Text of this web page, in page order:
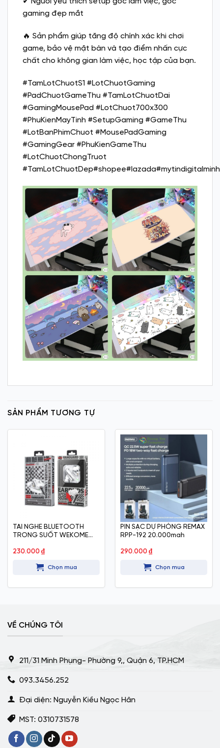
gaming đẹp mắt
🔥 Sản phẩm giúp tăng độ chính xác khi chơi
game, bảo vệ mặt bàn và tạo điểm nhấn cực
chất cho không gian làm việc, học tập của bạn.
#TamLotChuotS1 #LotChuotGaming
#PadChuotGameThu #TamLotChuotDai
#GamingMousePad #LotChuot700x300
#PhuKienMayTinh #SetupGaming #GameThu
#LotBanPhimChuot #MousePadGaming
#GamingGear #PhuKienGameThu
#LotChuotChongTruot
SẢN PHẨM TƯƠNG TỰ
TAI NGHE BLUETOOTH
TRONG SUỐT WEKOME
230.000 ₫
Chọn mua
PIN SẠC DỰ PHÒNG REMAX
RPP-192 20.000mah
290.000 ₫
Chọn mua
VỀ CHÚNG TÔI
211/31 Minh Phụng- Phường 9,, Quận 6, TP.HCM
093.3456.252
Đại diện: Nguyễn Kiều Ngọc Hân
MST: 0310731578